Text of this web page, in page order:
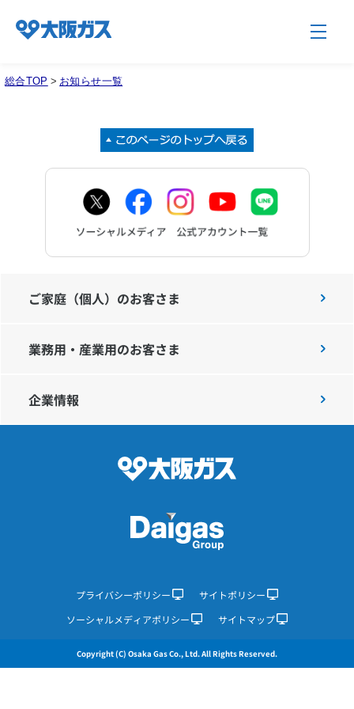
企業情報
業務用・産業用のお客さま
企業情報TOP
企業/グループについて
社会貢献
技術開発
サステナビリティ
IR情報
プレスリリース
総合TOP > お知らせ一覧
ご家庭（個人）のお客さま
業務用・産業用のお客さま
企業情報
プライバシーポリシー
サイトポリシー
ソーシャルメディアポリシー
サイトマップ
Copyright (C) Osaka Gas Co., Ltd. All Rights Reserved.